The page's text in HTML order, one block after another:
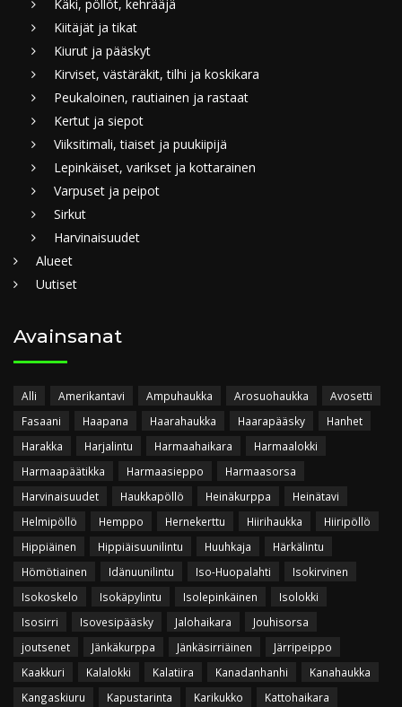
Käki, pöllöt, kehrääjä
Kiitäjät ja tikat
Kiurut ja pääskyt
Kirviset, västäräkit, tilhi ja koskikara
Peukaloinen, rautiainen ja rastaat
Kertut ja siepot
Viiksitimali, tiaiset ja puukiipijä
Lepinkäiset, varikset ja kottarainen
Varpuset ja peipot
Sirkut
Harvinaisuudet
Alueet
Uutiset
Avainsanat
Alli Amerikantavi Ampuhaukka Arosuohaukka
Avosetti
Fasaani
Haapana Haarahaukka Haarapääsky
Hanhet
Harakka
Harjalintu Harmaahaikara
Harmaalokki
Harmaapäätikka
Harmaasieppo
Harmaasorsa
Harvinaisuudet
Haukkapöllö Heinäkurppa
Heinätavi
Helmipöllö
Hemppo Hernekerttu Hiirihaukka
Hiiripöllö
Hippiäinen
Hippiäisuunilintu Huuhkaja
Härkälintu
Hömötiainen
Idänuunilintu Iso-Huopalahti
Isokirvinen
Isokoskelo
Isokäpylintu Isolepinkäinen
Isolokki
Isosirri
Isovesipääsky Jalohaikara
Jouhisorsa
joutsenet
Jänkäkurppa Jänkäsirriäinen
Järripeippo
Kaakkuri
Kalalokki Kalatiira Kanadanhanhi
Kanahaukka
Kangaskiuru
Kapustarinta Karikukko
Kattohaikara